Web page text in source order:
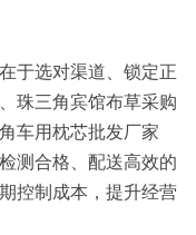
于选对渠道、锁定正
珠三角宾馆布草采购
车用枕芯批发厂家
测合格、配送高效的
控制成本，提升经营